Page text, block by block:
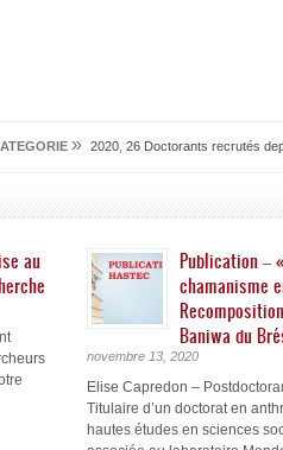
» 2020 26 Doctorants recrutés
au
Publication –
chamanisme
Baniwa du
novembre 13, 2020
Elise Capredon –
Titulaire d’un doctorat en
hautes études en sciences